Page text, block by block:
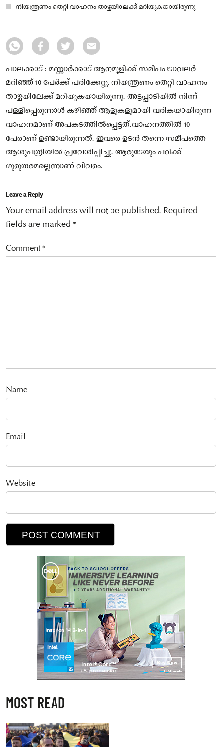
നിയന്ത്രണം തെറ്റി വാഹനം താഴ്ചയിലേക്ക് മറിയുകയായിരുന്നു
പാലക്കാട് : മണ്ണാര്‍ക്കാട് ആനമൂളിക്ക് സമീപം ട്രാവലര്‍
മറിഞ്ഞ് 10 പേര്‍ക്ക് പരിക്കേറ്റു. നിയന്ത്രണം തെറ്റി വാഹനം
താഴ്ചയിലേക്ക് മറിയുകയായിരുന്നു. അട്ടപ്പാടിയില്‍ നിന്ന്
പള്ളിപ്പെരുന്നാള്‍ കഴിഞ്ഞ് ആളുകളുമായി വരികയായിരുന്ന
വാഹനമാണ് അപകടത്തില്‍പ്പെട്ടത്.വാഹനത്തില്‍ 10
പേരാണ് ഉണ്ടായിരുന്നത്. ഇവരെ ഉടന്‍ തന്നെ സമീപത്തെ
ആശുപത്രിയില്‍ പ്രവേശിപ്പിച്ചു. ആരുടേയും പരിക്ക്
ഗുരുതരമല്ലെന്നാണ് വിവരം.
Leave a Reply
Your email address will not be published. Required
fields are marked *
Comment*
Name
Email
Website
MOST READ